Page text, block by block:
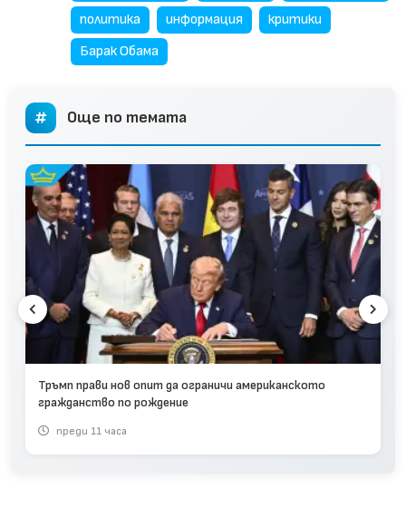
политика информация
критики
Барак Обама
Още по темата
Тръмп прави нов опит да ограничи американското
гражданство по рождение
преди 11 часа